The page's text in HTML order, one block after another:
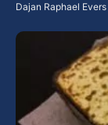
Dajan Raphael Evers